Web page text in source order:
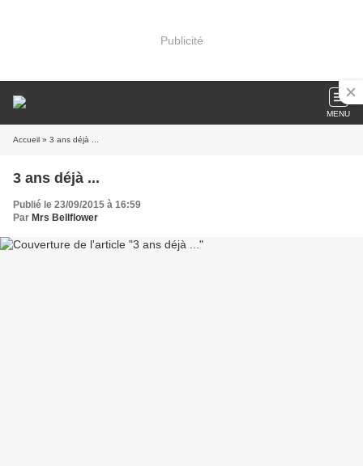
Publicité
MENU
Accueil » 3 ans déjà ...
3 ans déjà ...
Publié le 23/09/2015 à 16:59
Par Mrs Bellflower